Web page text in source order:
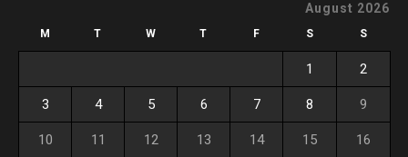
August 2026
M T W T F S S
1 2
3 4 5 6 7 8 9
10 11 12 13 14 15 16